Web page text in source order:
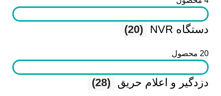
دستگاه NVR (20)
20 محصول
دزدگیر و اعلام حریق (28)